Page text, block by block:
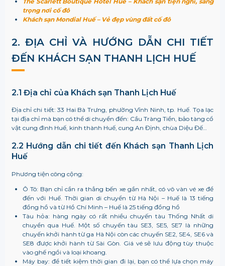
trọng nơi cố đô
Khách sạn Mondial Huế – Vẻ đẹp vùng đất cố đô
2. ĐỊA CHỈ VÀ HƯỚNG DẪN CHI TIẾT
ĐẾN KHÁCH SẠN THANH LỊCH HUẾ
2.1 Địa chỉ của Khách sạn Thanh Lịch Huế
Địa chỉ chi tiết: 33 Hai Bà Trưng, phường Vĩnh Ninh, tp. Huế. Tọa lạc
tại địa chỉ mà bạn có thể di chuyển đến: Cầu Tràng Tiền, bảo tàng cổ
vật cung đình Huế, kinh thành Huế, cung An Định, chùa Diệu Đế…
2.2 Hướng dẫn chi tiết đến Khách sạn Thanh Lịch
Huế
Phương tiện công cộng:
Ô Tô: Bạn chỉ cần ra thẳng bến xe gần nhất, có vô vàn vé xe để
đến với Huế. Thời gian di chuyển từ Hà Nội – Huế là 13 tiếng
đồng hồ và từ Hồ Chí Minh – Huế là 25 tiếng đồng hồ
Tàu hỏa: hàng ngày có rất nhiều chuyến tàu Thống Nhất di
chuyển qua Huế. Một số chuyến tàu SE3, SE5, SE7 là những
chuyến khởi hành từ ga Hà Nội còn các chuyến SE2, SE4, SE6 và
SE8 được khởi hành từ Sài Gòn. Giá vé sẽ lưu động tùy thuộc
vào ghế ngồi và loại khoang.
Máy bay: để tiết kiệm thời gian đi lại, bạn có thể lựa chọn máy